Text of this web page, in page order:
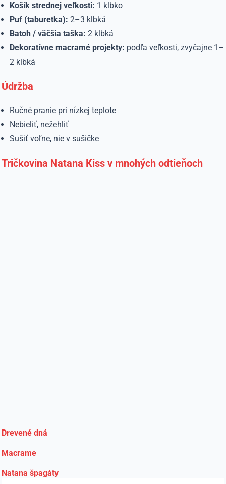
Košík strednej veľkosti: 1 klbko
Puf (taburetka): 2–3 klbká
Batoh / väčšia taška: 2 klbká
Dekoratívne macramé projekty: podľa veľkosti, zvyčajne 1–
2 klbká
Údržba
Ručné pranie pri nízkej teplote
Nebieliť, nežehliť
Sušiť voľne, nie v sušičke
Tričkovina Natana Kiss v mnohých odtieňoch
Drevené dná
Macrame
Natana špagáty